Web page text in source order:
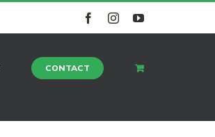
facebookinstagramyoutube
CONTACT